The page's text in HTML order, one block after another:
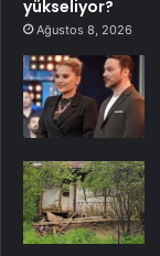
yükseliyor?
Ağustos 8, 2026